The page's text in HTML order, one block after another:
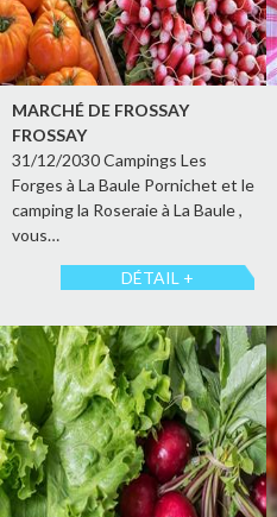
MARCHÉ DE FROSSAY
FROSSAY
31/12/2030 Campings Les
Forges à La Baule Pornichet et le
camping la Roseraie à La Baule ,
vous…
DÉTAIL +